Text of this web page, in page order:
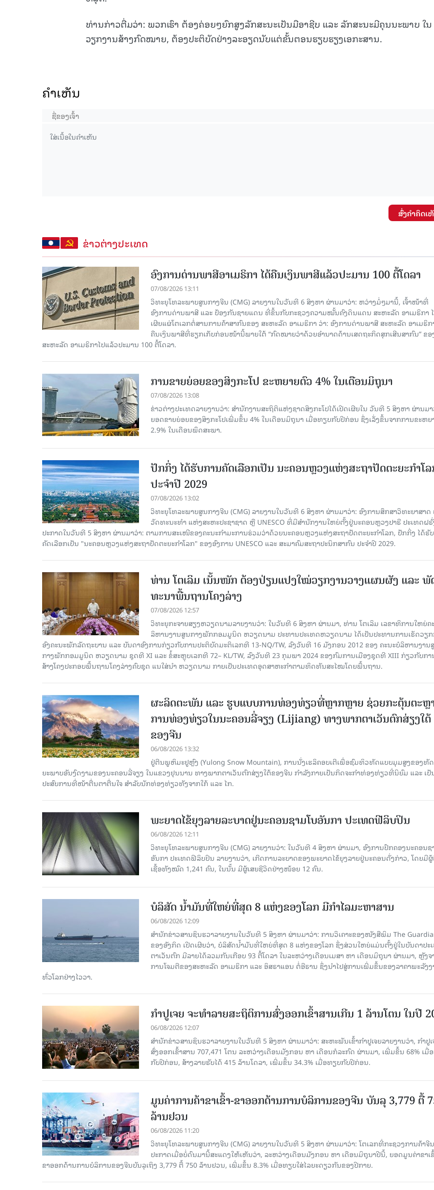
ທ່ານກ່າວຕື່ມວ່າ: ພວກເຮົາ ຕ້ອງຄ່ອຍໆຍົກສູງລັກສະນະເປັນມືອາຊີບ ແລະ ລັກສະນະມີຄຸນນະພາບ ໃນ
ວຽກງານສ້າງກົດໝາຍ, ຕ້ອງປະຕິບັດຢ່າງລະອຽດນັບແຕ່ຂັ້ນຕອນຮຽບຮຽງເອກະສານ.
ຄໍາເຫັນ
ສົ່ງຄໍາຄິດເ
ຂ່າວຕ່າງປະເທດ
ອົງການດ່ານພາສີອາເມຣິກາ ໄດ້ຄືນເງິນພາສີແລ້ວປະມານ 100 ຕື້ໂດລາ
07/08/2026 13:11
ວິທະຍຸໂທລະພາບສູນກາງຈີນ (CMG) ລາຍງານໃນວັນທີ 6 ສິງຫາ ຜ່ານມາວ່າ: ຫວ່າງມໍ່ໆມານີ້, ເຈົ້າໜ້າທີ່
ອົງການດ່ານພາສີ ແລະ ປ້ອງກັນຊາຍແດນ ທີ່ຂຶ້ນກັບກະຊວງຄວາມໝັ້ນຄົງດິນແດນ ສະຫະລັດ ອາເມຣິກາ
ເຜີຍແຜ່ໂຕເລກຕໍ່ສານການຄ້າສາກົນຂອງ ສະຫະລັດ ອາເມຣິກາ ວ່າ: ອົງການດ່ານພາສີ ສະຫະລັດ ອາເມຣິກ
ຄືນເງິນພາສີທີ່ຮຽກເກັບກ່ອນໜ້ານີ້ພາຍໃຕ້ “ກົດໝາຍວ່າດ້ວຍອຳນາດດ້ານເສດຖະກິດສຸກເສີນສາກົນ” ຂອ
ສະຫະລັດ ອາເມຣິກາໄປແລ້ວປະມານ 100 ຕື້ໂດລາ.
ການຂາຍຍ່ອຍຂອງສິງກະໂປ ຂະຫຍາຍຕົວ 4% ໃນເດືອນມິຖຸນາ
07/08/2026 13:08
ຂ່າວຕ່າງປະເທດລາຍງານວ່າ: ສຳນັກງານສະຖິຕິແຫ່ງຊາດສິງກະໂປໄດ້ເປີດເຜີຍໃນ ວັນທີ 5 ສິງຫາ ຜ່ານມາ
ຍອດຂາຍຍ່ອຍຂອງສິງກະໂປເພີ່ມຂຶ້ນ 4% ໃນເດືອນມິຖຸນາ ເມື່ອທຽບກັບປີກ່ອນ ຊຶ່ງເລັ່ງຂຶ້ນຈາກການຂະຫຍ
2.9% ໃນເດືອນພຶດສະພາ.
ປັກກິ່ງ ໄດ້ຮັບການຄັດເລືອກເປັນ ນະຄອນຫຼວງແຫ່ງສະຖາປັດຕະຍະກຳໂ
ປະຈຳປີ 2029
07/08/2026 13:02
ວິທະຍຸໂທລະພາບສູນກາງຈີນ (CMG) ລາຍງານໃນວັນທີ 6 ສິງຫາ ຜ່ານມາວ່າ: ອົງການສຶກສາວິທະຍາສາດ
ວັດທະນະທຳ ແຫ່ງສະຫະປະຊາຊາດ ຫຼື UNESCO ທີ່ມີສຳນັກງານໃຫຍ່ຕັ້ງຢູ່ນະຄອນ​ຫຼວງປາຣີ ປະເທດຝຣັ່
ປະກາດໃນວັນທີ 5 ສິງຫາ ຜ່ານມາວ່າ: ຕາມການສະເໜີຂອງຄະນະກຳມະການຮ່ວມວ່າດ້ວຍນະຄອນຫຼວງແຫ່ງສະຖາປັດຕະຍະກຳໂລກ, ປັກກິ່ງ ໄດ້ຮັ
ຄັດ​ເລືອກເປັນ "ນະຄອນຫຼວງແຫ່ງສະຖາປັດຕະຍະກຳໂລກ" ຂອງອົງການ UNESCO ແລະ ສະມາ​ຄົມສະຖາປະນິກສາກົນ ປະຈຳປີ 2029.
ທ່ານ ໂຕ​ເລິມ ເນັ້ນໜັກ ຕ້ອງ​ປ່ຽນ​ແປງ​ໃໝ່​ວຽກ​ງານ​ວາງ​ແຜນ​ຜັງ ແລະ ​ພັ
ທະ​ນາ​ພື້ນ​ຖານ​ໂຄງ​ລ່າງ
07/08/2026 12:57
ວິທະຍຸກະຈາຍສຽງຫວຽດນາມລາຍງານວ່າ: ໃນ​ວັນ​ທີ 6 ສິງ​ຫາ ຜ່ານມາ, ທ່ານ ໂຕ​ເລິມ ເລ​ຂາ​ທິ​ການ​ໃຫຍ່​ຄ
ລິ​ຫານ​ງານ​ສູນ​ກາງ​ພັກ​ກອມ​ມູ​ນິດ ຫວຽດ​ນາມ ປະ​ທານ​ປະ​ເທດຫວຽດ​ນາມ ໄດ້​ເປັນ​ປະ​ທານ​ການ​ເຮັດ​ວຽ
ອົງ​ຄະ​ນະ​ພັກ​ລັດ​ຖະ​ບານ ແລະ ບັນ​ດາ​ອົງ​ການ​ກ່ຽວ​ກັບ​ການ​ປະ​ຕິ​ບັດ​ມະ​ຕິ​ເລກ​ທີ 13-NQ/TW, ລົງວັນ​ທີ 16 ມັງ​ກອນ 2012 ຂອງ ຄະ​ນະ​ບໍ​ລິ​ຫານ​ງານ​
ກາງ​ພັກ​ກອມ​ມູ​ນິດ ຫວຽດ​ນາມ ຊຸດ​ທີ XI ແລະ ຂໍ້​ສະ​ຫຼຸບ​ເລກ​ທີ 72– KL/TW, ​ລົງວັນ​ທີ 23 ກຸມ​ພາ 2024 ຂອງ​ກົມ​ການ​ເມື​ອງ​ຊຸດ​ທີ XIII ກ່ຽວ​ກັບ​ກ
ສ້າງ​ໂຄງ​ປະ​ກອບ​ພື້ນ​ຖານ​ໂຄງ​ລ່າງຄົບ​ຊຸດ ແນ​ໃສ່​ນຳ ຫວຽດ​ນາມ ກາຍ​ເປັນ​ປະ​ເທດ​ອຸດ​ສາ​ຫະ​ກຳ​ຕາມ​ທິດ​ທັນ​ສະ​ໄໝ​ໂດຍ​ພື້ນ​ຖານ.
ຜະລິດຕະພັນ ແລະ ຮູບແບບການທ່ອງທ່ຽວທີ່ຫຼາກຫຼາຍ ຊ່ວຍກະຕຸ້ນຕະຫຼ
ການທ່ອງທ່ຽວໃນນະຄອນລີ່ຈຽງ (Lijiang) ທາງພາກຕາເວັນຕົກສ່ຽງໃຕ້
ຂອງຈີນ
06/08/2026 13:32
ຢູ່ຕີນພູຫິມະຢູຫຼົງ (Yulong Snow Mountain), ການນັ່ງເຮລິຄອບເຕີເພື່ອຊົມທິວທັດແບບມຸມສູງຂອງທັ
ຍະພາບອັນງົດງາມຂອງນະຄອນລີ່ຈຽງ ໃນແຂວງຢຸນນານ ທາງພາກຕາເວັນຕົກສ່ຽງໃຕ້ຂອງຈີນ ກຳລັງກາຍເປັນກິດຈະກຳທ່ອງທ່ຽວທີ່ນິຍົມ ແລະ ເປັ
ປະສົບການທີ່ໜ້າຕື່ນຕາຕື່ນໃຈ ສຳລັບນັກທ່ອງທ່ຽວທັງຈາກໃກ້ ແລະ ໄກ.
ພະຍາດໄຂ້ຍຸງລາຍລະບາດຢູ່ນະຄອນຊາມໂບ​ອັນກາ ປະເທດຟີລິບປິນ
06/08/2026 12:11
ວິທະຍຸໂທລະພາບສູນກາງຈີນ (CMG) ລາຍງານວ່າ: ໃນວັນທີ 4 ສິງ​ຫາ ຜ່ານມາ, ອົງການ​ປົກ​ຄອງນະຄອນຊ
ອັນກາ ປະເທດຟີລິບປິນ ລາຍ​ງານວ່າ, ເກີດ​ການລະບາດ​ຂອງພະຍາດໄຂ້ຍຸງລາຍຢູ່ນະຄອນດັ່ງກ່າວ, ໂດຍມີ
ເຊື້ອ​ທັງ​ໝົດ 1,241 ຄົນ, ໃນນັ້ນ ມີຜູ້ເສຍຊີວິດຢ່າງໜ້ອຍ 12 ຄົນ.
ບໍລິສັດ ນ້ຳມັນທີ່ໃຫຍ່ທີ່ສຸດ 8 ແຫ່ງຂອງໂລກ ມີກຳໄລມະຫາສານ
06/08/2026 12:09
ສຳນັກຂ່າວສານຊິນຮວາລາຍງານໃນວັນທີ 5 ສິງຫາ ຜ່ານມາວ່າ: ການວິເຄາະຂອງໜັງສືພິມ The
ຂອງອັງກິດ ເປີດເຜີຍວ່າ, ບໍລິສັດນ້ຳມັນທີ່ໃຫຍ່ທີ່ສຸດ 8 ແຫ່ງຂອງໂລກ ຊຶ່ງສ່ວນໃຫຍ່ແມ່ນຕັ້ງຢູ່ໃນບັນດາປະ
ຕາເວັນຕົກ ມີລາຍໄດ້ລວມກັນເກືອບ 93 ຕື້ໂດລາ ໃນລະຫວ່າງເດືອນເມສາ ຫາ ເດືອນມິຖຸນາ ຜ່ານມາ, ຫຼັງຈ
ການໂຈມຕີຂອງສະຫະລັດ ອາເມຣິກາ ແລະ ອິສຣາແອນ ຕໍ່ອີຣານ ຊຶ່ງນຳໄປສູ່ການເພີ່ມຂຶ້ນຂອງລາຄາພະລັງງ
ທົ່ວໂລກຢ່າງໄວວາ.
ກຳປູເຈຍ ຈະທຳລາຍສະຖິຕິການສົ່ງອອກເຂົ້າສານເກີນ 1 ລ້ານໂຕນ ໃນປີ
06/08/2026 12:07
ສຳນັກຂ່າວສານຊິນຮວາລາຍງານໃນວັນທີ 5 ສິງຫາ ຜ່ານມາວ່າ: ສະຫະພັນເຂົ້າກຳປູເຈຍລາຍງານວ່າ, ກໍາປູເ
ສົ່ງອອກເຂົ້າສານ 707,471 ໂຕນ ລະຫວ່າງເດືອນມັງກອນ ຫາ ເດືອນກໍລະກົດ ຜ່ານມາ, ເພີ່ມຂຶ້ນ 68% ເມື່
ກັບປີກ່ອນ, ສ້າງລາຍຮັບໄດ້ 415 ລ້ານໂດລາ, ເພີ່ມຂຶ້ນ 34.3% ເມື່ອທຽບກັບປີກ່ອນ.
ມູນຄ່າການຄ້າຂາເຂົ້າ-ຂາອອກດ້ານການບໍລິການຂອງຈີນ ບັນລຸ 3,779 ຕື້
ລ້ານຢວນ
06/08/2026 11:20
ວິທະຍຸໂທລະພາບສູນກາງຈີນ (CMG) ລາຍງານໃນວັນທີ 5 ສິງຫາ ຜ່ານມາວ່າ: ໂຕເລກທີ່ກະຊວງການຄ້າຈີນ
ປະກາດເມື່ອບໍ່ດົນມານີ້ສະແດງໃຫ້ເຫັນວ່າ, ລະຫວ່າງເດືອນມັງກອນ ຫາ ເດືອນມິຖຸນາປີນີ້, ຍອດມູນຄ່າຂາເ
ຂາອອກດ້ານການບໍລິການຂອງຈີນບັນລຸເຖິງ 3,779 ຕື້ 750 ລ້ານຢວນ, ເພີ່ມຂຶ້ນ 8.3% ເມື່ອທຽບໃສ່ໄລຍະດຽວກັນຂອງປີກາຍ.